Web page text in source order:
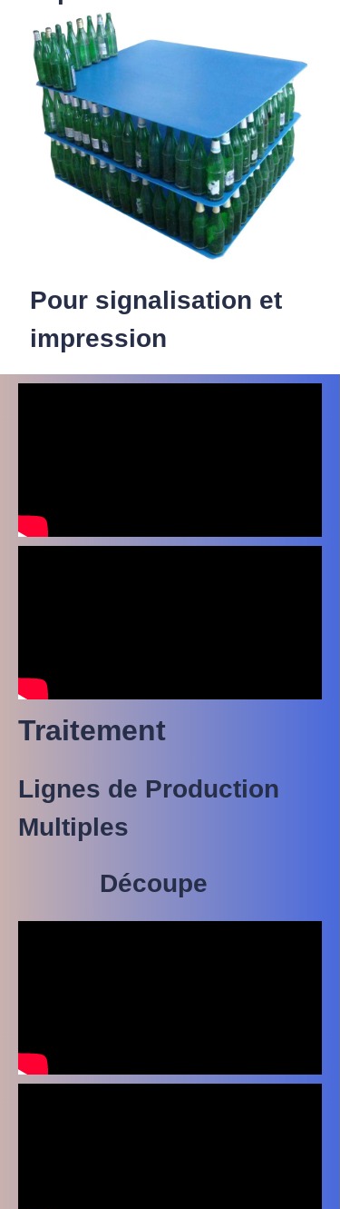
intercalaires, les séparateurs, la
signalisation et les solutions de protection
dans diverses industries.
Pour signalisation et
impression
feuilles de protection
d'emballage
Traitement
Lignes de Production
Multiples
Découpe